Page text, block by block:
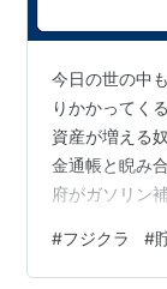
今日の世の中
りかかってく
資産が増える
金通帳と睨み
府がガソリン
ラ株、制限値
データセンタ
#フジクラ #